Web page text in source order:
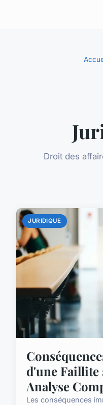
Droit des
JURIDIQUE
d'une
Analyse
Les conséquences